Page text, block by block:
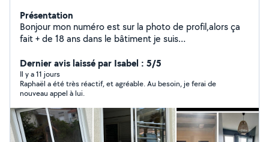
Présentation
Bonjour mon numéro est sur la photo de profil,alors ça
fait + de 18 ans dans le bâtiment je suis
très bien si vous avez besoin de mes services n'hésitez
pas à me contacter même si vous avez besoin de
conseils vous êtes bienvenus, alors j'ai tout ce qu'il faut
en matériel professionnel,je vous propose mes services
Placo,peinture,sols,aménagements
intérieurs,menuiseries.démolition,maçonnerie,carrelage,l
ino,parquet
Dernier avis laissé par Isabel : 5/5
Il y a 11 jours
Raphaël a été très réactif, et agréable. Au besoin, je ferai de
nouveau appel à lui.